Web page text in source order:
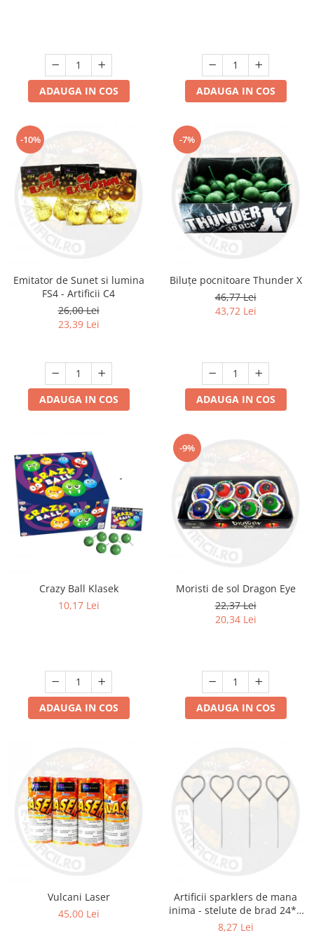
ADAUGA IN COS ADAUGA IN COS
-10%
Emitator de Sunet si lumina
FS4 - Artificii C4
26,00 Lei
23,39 Lei
ADAUGA IN COS
-7%
Biluțe pocnitoare Thunder X
46,77 Lei
43,72 Lei
ADAUGA IN COS
Crazy Ball Klasek
10,17 Lei
ADAUGA IN COS
-9%
Moristi de sol Dragon Eye
22,37 Lei
20,34 Lei
ADAUGA IN COS
Vulcani Laser
45,00 Lei
Artificii sparklers de mana
inima - stelute de brad 24*8
cm - set 5 buc
8,27 Lei